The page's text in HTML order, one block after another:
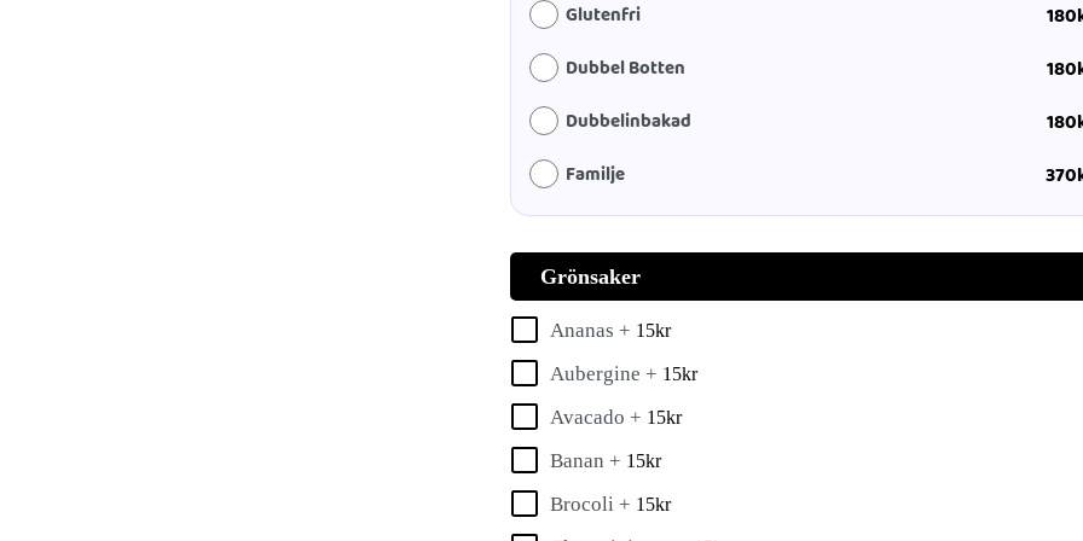
Glutenfri 180
Dubbel Botten 180
Dubbelinbakad 180
Familje 370
Grönsaker
Ananas + 15kr
Aubergine + 15kr
Avacado + 15kr
Banan + 15kr
Brocoli + 15kr